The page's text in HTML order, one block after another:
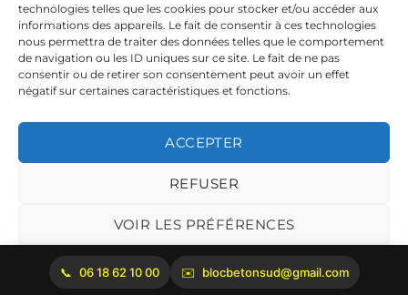
technologies telles que les cookies pour stocker et/ou accéder aux
informations des appareils. Le fait de consentir à ces technologies
nous permettra de traiter des données telles que le comportement
de navigation ou les ID uniques sur ce site. Le fait de ne pas
consentir ou de retirer son consentement peut avoir un effet
négatif sur certaines caractéristiques et fonctions.
ACCEPTER
REFUSER
VOIR LES PRÉFÉRENCES
Politique de cookies
NOUS CONTACTER
blocbetonsud@gmail.com
2645 Route de Cadenet
Copyright 2026 ©Bloc Béton Sud
06 18 62 10 00 blocbetonsud@gmail.com